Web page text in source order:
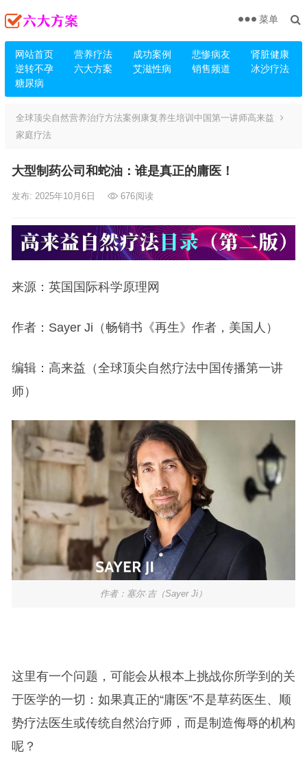
网站首页 营养疗法 成功案例 悲惨病友
肾脏健康
逆转不孕
六大方案 艾滋性病 销售频道
冰沙疗法
糖尿病
菜单
全球顶尖自然营养治疗方法案例康复养生培训中国第一讲师高来益
家庭疗法
大型制药公司和蛇油：谁是真正的庸医！
发布: 2025年10月6日 676阅读
来源：英国国际科学原理网
作者：Sayer Ji（畅销书《再生》作者，美国人）
编辑：高来益（全球顶尖自然疗法中国传播第一讲
师）
作者：塞尔·吉（Sayer Ji）
这里有一个问题，可能会从根本上挑战你所学到的关
于医学的一切：如果真正的“庸医”不是草药医生、顺
势疗法医生或传统自然治疗师，而是制造侮辱的机构
呢？